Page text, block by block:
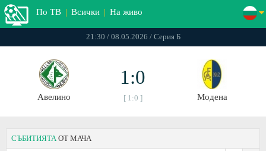
По ТВ | Всички | На живо
21:30 / 08.05.2026 / Серия Б
Авелино
1:0
[ 1:0 ] Модена
СЪБИТИЯТА ОТ МАЧА